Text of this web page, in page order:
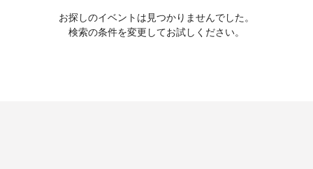
お探しのイベントは見つかりませんでした。
検索の条件を変更してお試しください。